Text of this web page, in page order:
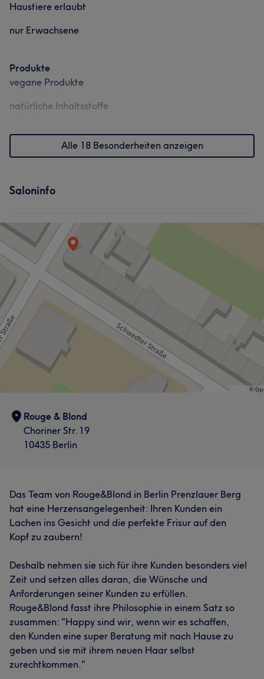
Haustiere erlaubt
nur Erwachsene
Produkte
vegane Produkte
natürliche Inhaltsstoffe
Alle 18 Besonderheiten anzeigen
Saloninfo
Rouge & Blond
Choriner Str. 19
10435 Berlin
Das Team von Rouge&Blond in Berlin Prenzlauer Berg
hat eine Herzensangelegenheit: Ihren Kunden ein
Lachen ins Gesicht und die perfekte Frisur auf den
Kopf zu zaubern!
Deshalb nehmen sie sich für ihre Kunden besonders viel
Zeit und setzen alles daran, die Wünsche und
Anforderungen seiner Kunden zu erfüllen.
Rouge&Blond fasst ihre Philosophie in einem Satz so
zusammen: "Happy sind wir, wenn wir es schaffen,
den Kunden eine super Beratung mit nach Hause zu
geben und sie mit ihrem neuen Haar selbst
zurechtkommen."